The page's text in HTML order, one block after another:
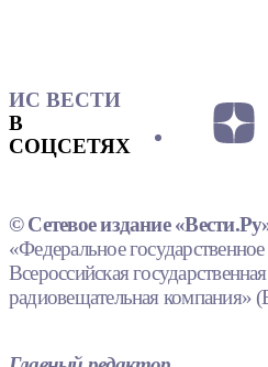
ИС ВЕСТИ
В
СОЦСЕТЯХ
© Сетевое издание
«Федеральное
Всероссийская
радиовещательная компания»